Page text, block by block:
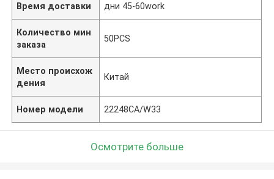
Время доставки дни 45-60work
Количество мин
заказа
50PCS
Место происхож
дения
Китай
Номер модели 22248CA/W33
Осмотрите больше